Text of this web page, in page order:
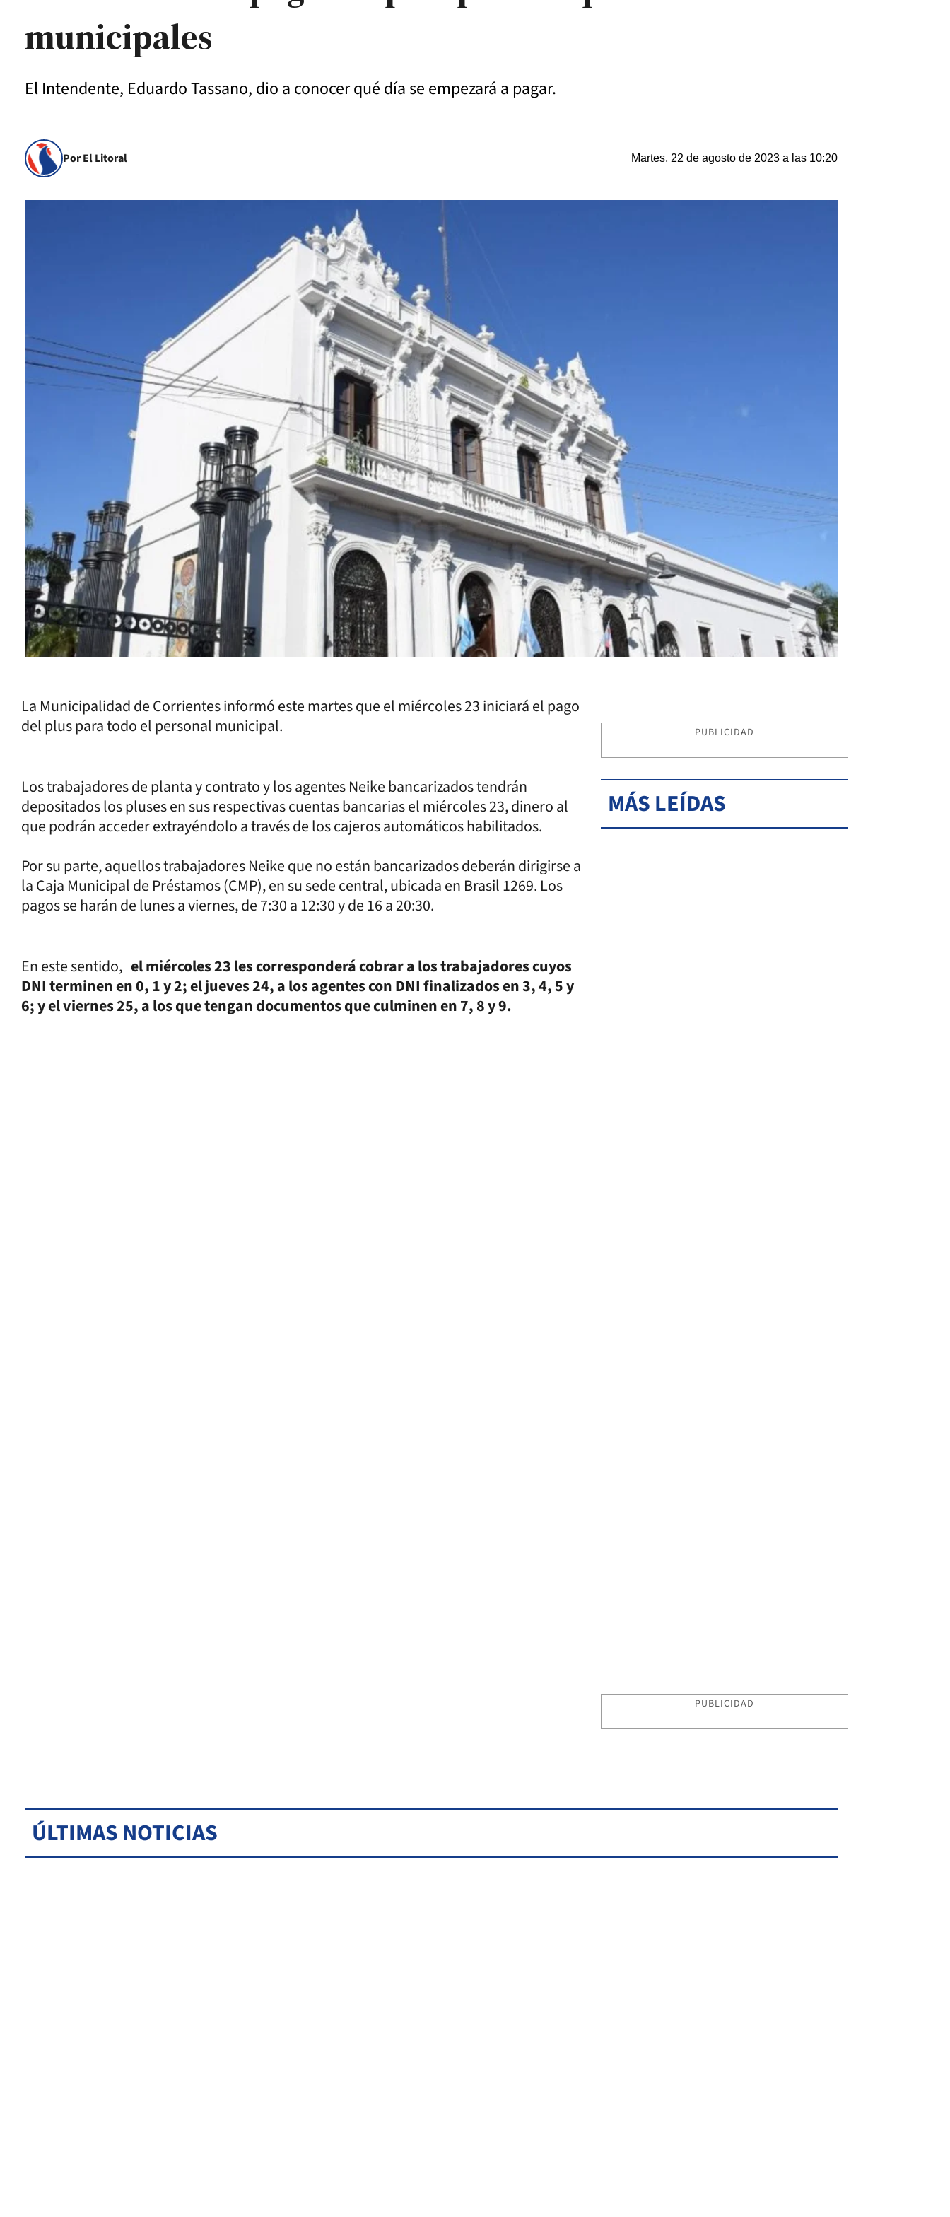
municipales
El Intendente, Eduardo Tassano, dio a conocer qué día se empezará a pagar.
Por El Litoral Martes, 22 de agosto de 2023 a las 10:20
La Municipalidad de Corrientes informó este martes que el miércoles 23 iniciará el pago
del plus para todo el personal municipal.
Los trabajadores de planta y contrato y los agentes Neike bancarizados tendrán
depositados los pluses en sus respectivas cuentas bancarias el miércoles 23, dinero al
que podrán acceder extrayéndolo a través de los cajeros automáticos habilitados.
Por su parte, aquellos trabajadores Neike que no están bancarizados deberán dirigirse a
la Caja Municipal de Préstamos (CMP), en su sede central, ubicada en Brasil 1269. Los
pagos se harán de lunes a viernes, de 7:30 a 12:30 y de 16 a 20:30.
En este sentido, el miércoles 23 les corresponderá cobrar a los trabajadores cuyos
DNI terminen en 0, 1 y 2; el jueves 24, a los agentes con DNI finalizados en 3, 4, 5 y
6; y el viernes 25, a los que tengan documentos que culminen en 7, 8 y 9.
PUBLICIDAD
MÁS LEÍDAS
PUBLICIDAD
ÚLTIMAS NOTICIAS